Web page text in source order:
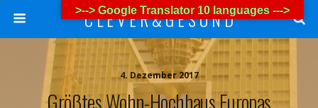
C L E V E R & G E S U N D
4. Dezember 2017
Größtes Wohn-Hochhaus Europas
>--> Google Translator 10 languages --->